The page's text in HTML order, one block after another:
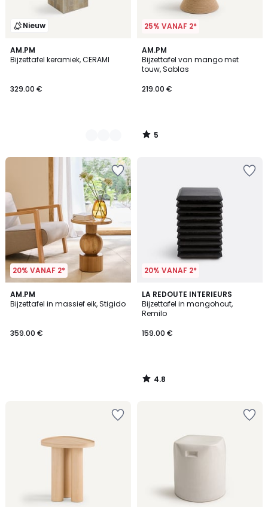
Nieuw
AM.PM
Bijzettafel keramiek, CERAMI
329.00 €
2
Kleuren
25% VANAF 2*
AM.PM
Bijzettafel van mango met
touw, Sablas
219.00 €
5
/
5
5
/
20% VANAF 2*
AM.PM
Bijzettafel in massief eik, Stigido
359.00 €
20% VANAF 2*
LA REDOUTE INTERIEURS
Bijzettafel in mangohout,
Remilo
159.00 €
4.8
/ 5
4.8
/